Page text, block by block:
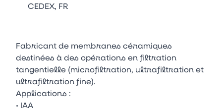
CEDEX, FR
Fabricant de membranes céramiques
destinées à des opérations en filtration
tangentielle (microfiltration, ultrafiltration et
ultrafiltration fine).
Applications :
• IAA